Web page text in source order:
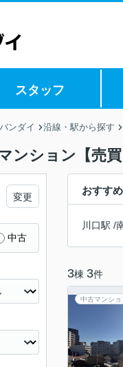
スタッフ
ンダイ 沿線・駅から探す
ンション【売
おすす
川口駅 /
3棟 3件
中古マンショ
変更
中古